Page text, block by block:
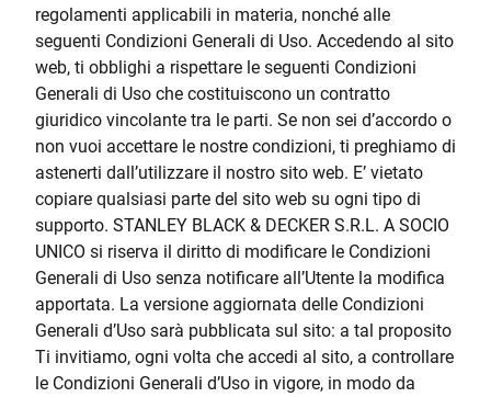
regolamenti applicabili in materia, nonché alle
seguenti Condizioni Generali di Uso. Accedendo al sito
web, ti obblighi a rispettare le seguenti Condizioni
Generali di Uso che costituiscono un contratto
giuridico vincolante tra le parti. Se non sei d’accordo o
non vuoi accettare le nostre condizioni, ti preghiamo di
astenerti dall’utilizzare il nostro sito web. E’ vietato
copiare qualsiasi parte del sito web su ogni tipo di
supporto. STANLEY BLACK & DECKER S.R.L. A SOCIO
UNICO si riserva il diritto di modificare le Condizioni
Generali di Uso senza notificare all’Utente la modifica
apportata. La versione aggiornata delle Condizioni
Generali d’Uso sarà pubblicata sul sito: a tal proposito
Ti invitiamo, ogni volta che accedi al sito, a controllare
le Condizioni Generali d’Uso in vigore, in modo da